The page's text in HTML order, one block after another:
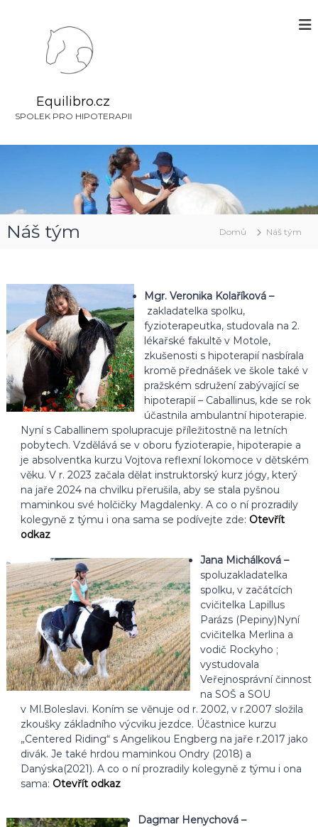
a
Equilibro.cz
SPOLEK PRO HIPOTERAPII
Náš tým Domů Náš tým
Mgr. Veronika Kolaříková –
zakladatelka spolku,
fyzioterapeutka, studovala na 2.
lékařské fakultě v Motole,
zkušenosti s hipoterapií nasbírala
kromě přednášek ve škole také v
pražském sdružení zabývající se
hipoterapií – Caballinus, kde se rok
účastnila ambulantní hipoterapie.
Nyní s Caballinem spolupracuje příležitostně na letních
pobytech. Vzdělává se v oboru fyzioterapie, hipoterapie a
je absolventka kurzu Vojtova reflexní lokomoce v dětském
věku. V r. 2023 začala dělat instruktorský kurz jógy, který
na jaře 2024 na chvilku přerušila, aby se stala pyšnou
maminkou své holčičky Magdalenky. A co o ní prozradily
kolegyně z týmu i ona sama se podívejte zde: Otevřít
odkaz
Jana Michálková –
spoluzakladatelka
spolku, v začátcích
cvičitelka Lapillus
Parázs (Pepiny)Nyní
cvičitelka Merlina a
vodič Rockyho ;
vystudovala
Veřejnosprávní činnost
na SOŠ a SOU
v Ml.Boleslavi. Koním se věnuje od r. 2002, v r.2007 složila
zkoušky základního výcviku jezdce. Účastnice kurzu
„Centered Riding“ s Angelikou Engberg na jaře r.2017 jako
divák. Je také hrdou maminkou Ondry (2018) a
Danýska(2021). A co o ní prozradily kolegyně z týmu i ona
sama: Otevřít odkaz
Dagmar Henychová –